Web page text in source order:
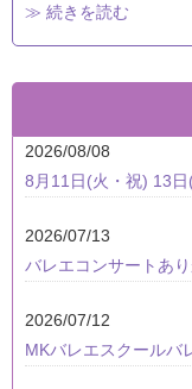
≫ 続きを読む
2026/08/08
8月11日(火・祝) 13
2026/07/13
バレエコンサートあ
2026/07/12
MKバレエスクールバ